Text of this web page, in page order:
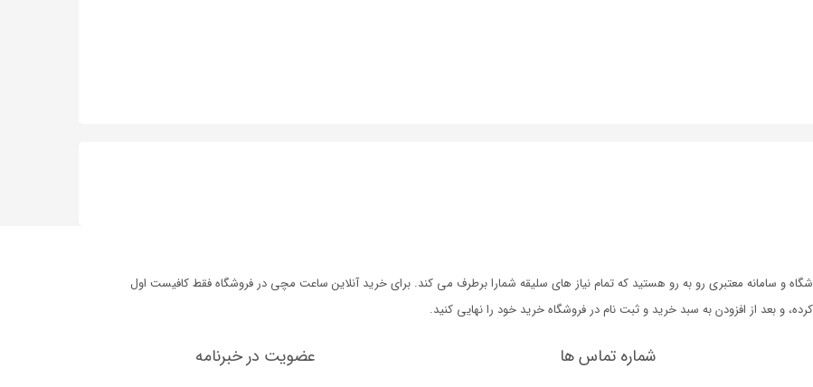
و سامانه معتبری رو به رو هستید که تمام نیاز های سلیقه شمارا برطرف می کند. برای خرید آنلاین ساعت مچی در فروشگاه فقط کافیست اول
و بعد از افزودن به سبد خرید و ثبت نام در فروشگاه خرید خود را نهایی کنید.
شماره تماس ها عضویت در خبرنامه